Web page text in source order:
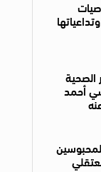
الصحية
أحمد